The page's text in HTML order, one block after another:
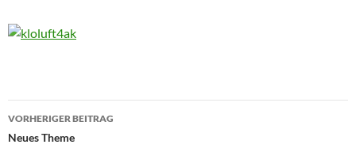
Beitragsnavigation
VORHERIGER BEITRAG
Neues Theme